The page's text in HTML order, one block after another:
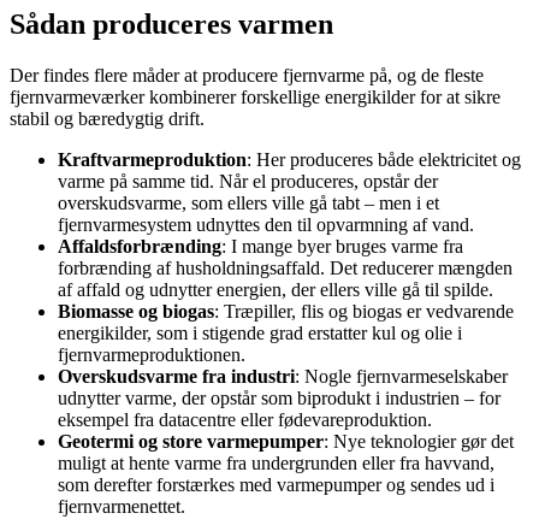
Sådan produceres varmen
Der findes flere måder at producere fjernvarme på, og de fleste
fjernvarmeværker kombinerer forskellige energikilder for at sikre
stabil og bæredygtig drift.
Kraftvarmeproduktion: Her produceres både elektricitet og
varme på samme tid. Når el produceres, opstår der
overskudsvarme, som ellers ville gå tabt – men i et
fjernvarmesystem udnyttes den til opvarmning af vand.
Affaldsforbrænding: I mange byer bruges varme fra
forbrænding af husholdningsaffald. Det reducerer mængden
af affald og udnytter energien, der ellers ville gå til spilde.
Biomasse og biogas: Træpiller, flis og biogas er vedvarende
energikilder, som i stigende grad erstatter kul og olie i
fjernvarmeproduktionen.
Overskudsvarme fra industri: Nogle fjernvarmeselskaber
udnytter varme, der opstår som biprodukt i industrien – for
eksempel fra datacentre eller fødevareproduktion.
Geotermi og store varmepumper: Nye teknologier gør det
muligt at hente varme fra undergrunden eller fra havvand,
som derefter forstærkes med varmepumper og sendes ud i
fjernvarmenettet.